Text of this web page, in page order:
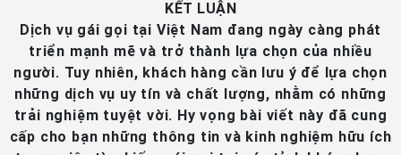
KẾT LUẬN
Dịch vụ gái gọi tại Việt Nam đang ngày càng phát
triển mạnh mẽ và trở thành lựa chọn của nhiều
người. Tuy nhiên, khách hàng cần lưu ý để lựa chọn
những dịch vụ uy tín và chất lượng, nhằm có những
trải nghiệm tuyệt vời. Hy vọng bài viết này đã cung
cấp cho bạn những thông tin và kinh nghiệm hữu ích